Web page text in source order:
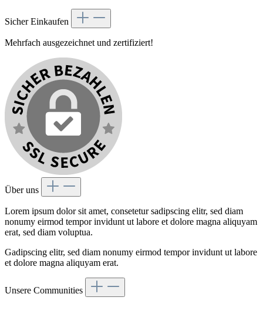
Sicher Einkaufen
Mehrfach ausgezeichnet und zertifiziert!
Über uns
Lorem ipsum dolor sit amet, consetetur sadipscing elitr, sed diam
nonumy eirmod tempor invidunt ut labore et dolore magna aliquyam
erat, sed diam voluptua.
Gadipscing elitr, sed diam nonumy eirmod tempor invidunt ut labore
et dolore magna aliquyam erat.
Unsere Communities